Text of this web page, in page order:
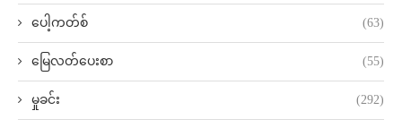
ပေါ့ကတ်စ် (63)
မြေလတ်ပေးစာ (55)
မှုခင်း (292)